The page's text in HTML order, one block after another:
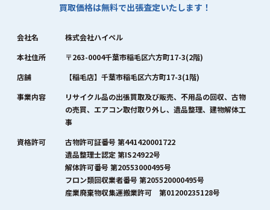
買取価格は無料で出張査定いたします！
会社名
株式会社ハイペル
本社住所
〒263-0004千葉市稲毛区六方町17-3(2階)
店舗
【稲毛店】千葉市稲毛区六方町17-3(1階)
事業内容
リサイクル品の出張買取及び販売、不用品の回収、古物
の売買、エアコン取付取り外し、遺品整理、建物解体工
事
資格許可
古物許可証番号 第441420001722
遺品整理士認定 第IS24922号
解体許可番号 第20553000495号
フロン類回収業者番号 第205520000495号
産業廃棄物収集運搬業許可 第01200235128号